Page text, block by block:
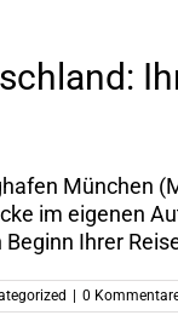
München
im eigenen
Ihrer
0